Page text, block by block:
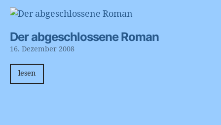
Der abgeschlossene Roman
16. Dezember 2008
lesen